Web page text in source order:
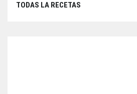
TODAS LA RECETAS